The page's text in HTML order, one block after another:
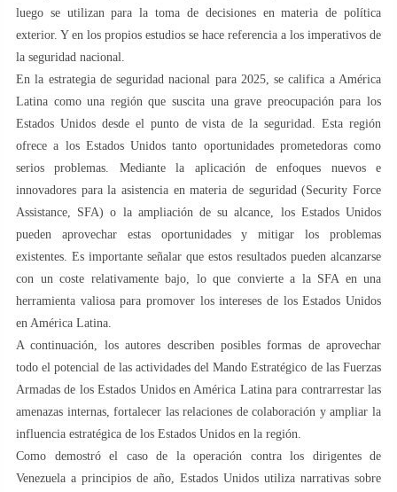
luego se utilizan para la toma de decisiones en materia de política
exterior. Y en los propios estudios se hace referencia a los imperativos de
la seguridad nacional.
En la estrategia de seguridad nacional para 2025, se califica a América
Latina como una región que suscita una grave preocupación para los
Estados Unidos desde el punto de vista de la seguridad. Esta región
ofrece a los Estados Unidos tanto oportunidades prometedoras como
serios problemas. Mediante la aplicación de enfoques nuevos e
innovadores para la asistencia en materia de seguridad (Security Force
Assistance, SFA) o la ampliación de su alcance, los Estados Unidos
pueden aprovechar estas oportunidades y mitigar los problemas
existentes. Es importante señalar que estos resultados pueden alcanzarse
con un coste relativamente bajo, lo que convierte a la SFA en una
herramienta valiosa para promover los intereses de los Estados Unidos
en América Latina.
A continuación, los autores describen posibles formas de aprovechar
todo el potencial de las actividades del Mando Estratégico de las Fuerzas
Armadas de los Estados Unidos en América Latina para contrarrestar las
amenazas internas, fortalecer las relaciones de colaboración y ampliar la
influencia estratégica de los Estados Unidos en la región.
Como demostró el caso de la operación contra los dirigentes de
Venezuela a principios de año, Estados Unidos utiliza narrativas sobre